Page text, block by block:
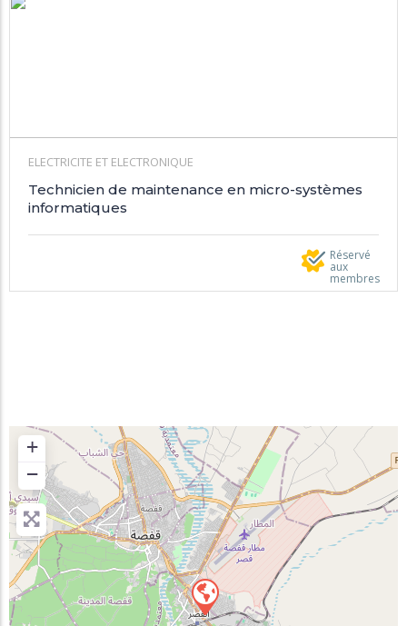
ELECTRICITE ET ELECTRONIQUE
Technicien de maintenance en micro-systèmes
informatiques
Réservé
aux
membres
+
−